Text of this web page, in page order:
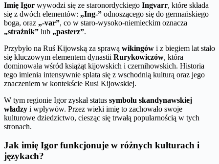
Imię Igor wywodzi się ze staronordyckiego Ingvarr, które składa
się z dwóch elementów: „Ing-” odnoszącego się do germańskiego
boga, oraz „-var”, co w staro-wysoko-niemieckim oznacza
„strażnik” lub „pasterz”.
Przybyło na Ruś Kijowską za sprawą wikingów i z biegiem lat stało
się kluczowym elementem dynastii Rurykowiczów, która
dominowała wśród książąt kijowskich i czernihowskich. Historia
tego imienia intensywnie splata się z wschodnią kulturą oraz jego
znaczeniem w kontekście Rusi Kijowskiej.
W tym regionie Igor zyskał status symbolu skandynawskiej
władzy i wpływów. Przez wieki imię to zachowało swoje
kulturowe dziedzictwo, ciesząc się trwałą popularnością w tych
stronach.
Jak imię Igor funkcjonuje w różnych kulturach i
językach?